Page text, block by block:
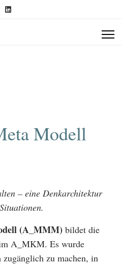
Modell
– eine Denkarchitektur
(A_MMM) bildet die
A_MKM. Es wurde
zu machen, in